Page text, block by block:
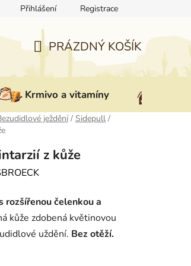
Doprava a platba
Přihlášení Registrace
NÁKUPNÍ
KOŠÍK
PRÁZDNÝ KOŠÍK
Krmivo a vitamíny
ježdění / Sidepull /
z kůže
rozšířenou čelenkou a
kůže zdobená květinovou
uždění. Bez otěží.